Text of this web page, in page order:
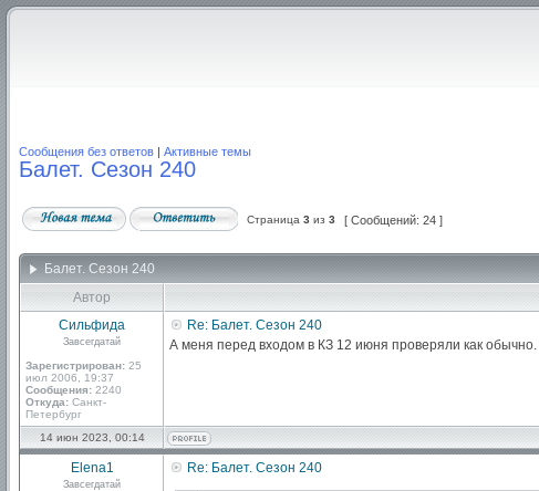
Сообщения без ответов | Активные темы
Балет. Сезон 240
Страница 3 из 3 [ Сообщений: 24 ]
Балет. Сезон 240
Автор
Сильфида
Завсегдатай
Зарегистрирован: 25
июл 2006, 19:37
Сообщения: 2240
Откуда: Санкт-
Петербург
Re: Балет. Сезон 240
А меня перед входом в КЗ 12 июня проверяли как обычно.
14 июн 2023, 00:14
Elena1
Завсегдатай
Re: Балет. Сезон 240